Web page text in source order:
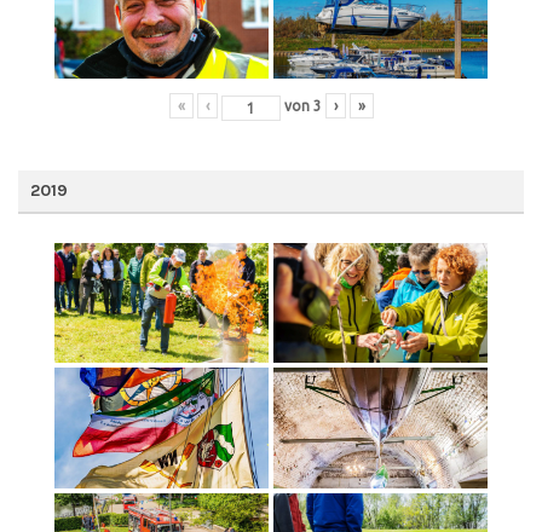
« ‹ von 3 › »
2019